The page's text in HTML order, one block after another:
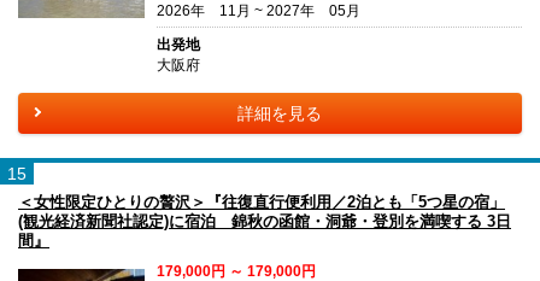
2026年 11月 ~ 2027年 05月
出発地
大阪府
詳細を見る
15
＜女性限定ひとりの贅沢＞『往復直行便利用／2泊とも「5つ星の宿」
(観光経済新聞社認定)に宿泊 錦秋の函館・洞爺・登別を満喫する 3日
間』
179,000円 ～ 179,000円